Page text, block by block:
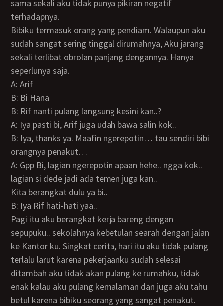
sama sekali aku tidak punya pikiran negatif
terhadapnya.
Bibiku termasuk orang yang pendiam. Walaupun aku
sudah sangat sering tinggal dirumahnya, Aku jarang
sekali terlibat obrolan panjang dengannya. Hanya
seperlunya saja.
A: Arif
B: Bi Hana
B: Rif nanti pulang langsung kesini kan..?
A: Iya pasti bi, Arif juga udah bawa salin kok..
B: Iya, thanks ya. Maafin ngerepotin… tau sendiri bibi
orangnya penakut…
A: Gpp Bi, lagian ngerepotin apaan hehe.. ngga kok..
lagian si dede jadi ada temen juga kan..
Kita berangkat dulu ya bi..
B: Iya Rif hati-hati yaa..
Pagi itu aku berangkat kerja bareng dengan
sepupuku.. sekolahnya kebetulan searah dengan jalan
ke Kantor ku. Singkat cerita, hari itu aku tidak pulang
terlalu larut karena pekerjaanku sudah selesai
ditambah aku tidak akan pulang ke rumahku, tidak
enak kalau aku pulang kemalaman dan juga aku tahu
betul karena bibiku seorang yang sangat penakut.